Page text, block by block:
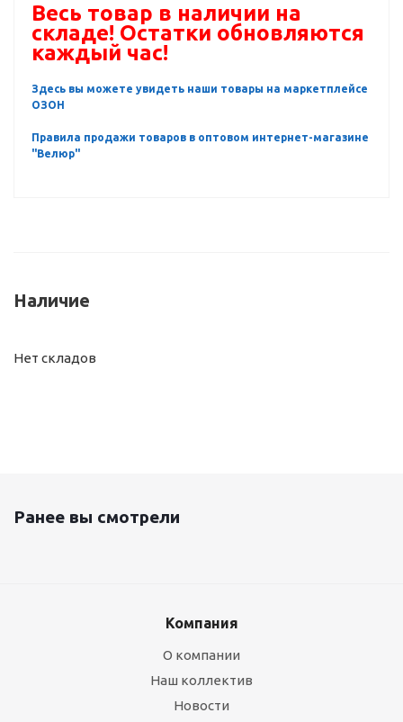
Весь товар в наличии на
складе! Остатки обновляются
каждый час!
Здесь вы можете увидеть наши товары на маркетплейсе
ОЗОН
Правила продажи товаров в оптовом интернет-магазине
"Велюр"
Наличие
Нет складов
Ранее вы смотрели
Компания
О компании
Наш коллектив
Новости